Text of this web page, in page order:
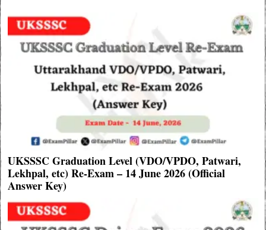
UKSSSC Graduation Level (VDO/VPDO, Patwari,
Lekhpal, etc) Re-Exam – 14 June 2026 (Official
Answer Key)